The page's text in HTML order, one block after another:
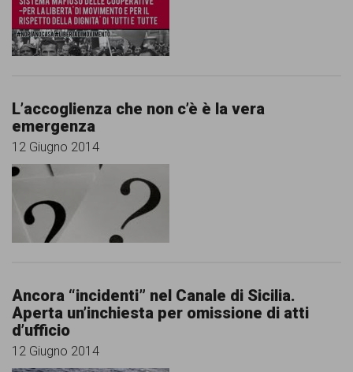
L’accoglienza che non c’è è la vera
emergenza
12 Giugno 2014
Ancora “incidenti” nel Canale di Sicilia.
Aperta un’inchiesta per omissione di atti
d’ufficio
12 Giugno 2014